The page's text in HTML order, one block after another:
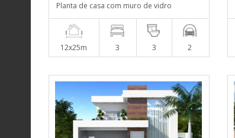
Planta de casa com muro de vidro
12x25m 3 3 2